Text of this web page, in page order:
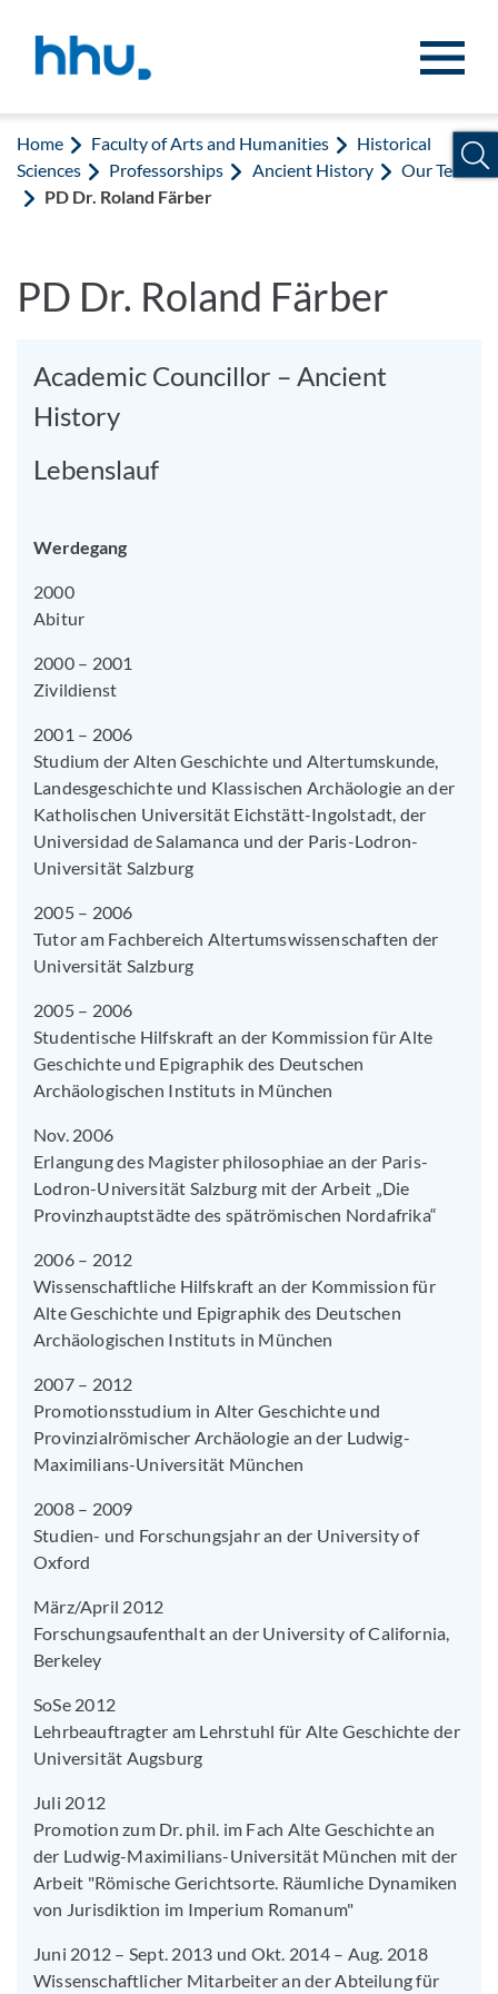
Home Faculty of Arts and Humanities
Historical
Sciences
Professorships Ancient History
Our Team
PD Dr. Roland Färber
PD Dr. Roland Färber
Academic Councillor – Ancient
History
Lebenslauf
Werdegang
2000
Abitur
2000 – 2001
Zivildienst
2001 – 2006
Studium der Alten Geschichte und Altertumskunde,
Landesgeschichte und Klassischen Archäologie an der
Katholischen Universität Eichstätt-Ingolstadt, der
Universidad de Salamanca und der Paris-Lodron-
Universität Salzburg
2005 – 2006
Tutor am Fachbereich Altertumswissenschaften der
Universität Salzburg
2005 – 2006
Studentische Hilfskraft an der Kommission für Alte
Geschichte und Epigraphik des Deutschen
Archäologischen Instituts in München
Nov. 2006
Erlangung des Magister philosophiae an der Paris-
Lodron-Universität Salzburg mit der Arbeit „Die
Provinzhauptstädte des spätrömischen Nordafrika“
2006 – 2012
Wissenschaftliche Hilfskraft an der Kommission für
Alte Geschichte und Epigraphik des Deutschen
Archäologischen Instituts in München
2007 – 2012
Promotionsstudium in Alter Geschichte und
Provinzialrömischer Archäologie an der Ludwig-
Maximilians-Universität München
2008 – 2009
Studien- und Forschungsjahr an der University of
Oxford
März/April 2012
Forschungsaufenthalt an der University of California,
Berkeley
SoSe 2012
Lehrbeauftragter am Lehrstuhl für Alte Geschichte der
Universität Augsburg
Juli 2012
Promotion zum Dr. phil. im Fach Alte Geschichte an
der Ludwig-Maximilians-Universität München mit der
Arbeit "Römische Gerichtsorte. Räumliche Dynamiken
von Jurisdiktion im Imperium Romanum"
Juni 2012 – Sept. 2013 und Okt. 2014 – Aug. 2018
Wissenschaftlicher Mitarbeiter an der Abteilung für